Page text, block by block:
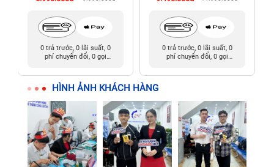
0 trả trước, 0 lãi suất, 0
phí chuyển đổi, 0 gọi
0 trả trước, 0 lãi suất, 0
phí chuyển đổi, 0 gọi
HÌNH ẢNH KHÁCH HÀNG